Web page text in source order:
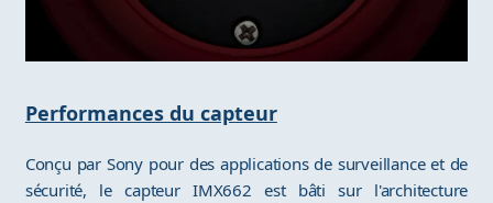
Performances du capteur
Conçu par Sony pour des applications de surveillance et de
sécurité, le capteur IMX662 est bâti sur l'architecture